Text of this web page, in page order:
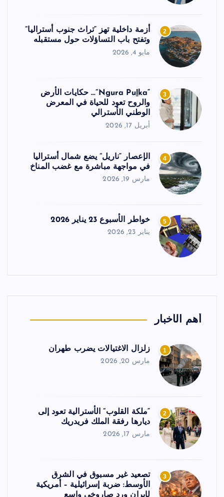
2
أزمة داخلية تهز “تراث جنوب أستراليا”
وتفتح باب التساؤلات حول مستقبله
مايو 4, 2026
3
“Ngura Puḻka”… حكايات الأرض
والروح تعود للحياة في المعرض
الوطني الأسترالي
أبريل 17, 2026
4
الإعصار “ناريل” يضع شمال أستراليا
في مواجهة مباشرة مع غضب المناخ
مارس 19, 2026
5 خواطر الأسبوع 23 يناير 2026
يناير 23, 2026
أهم الأخبار
1 زلزال الاغتيالات يضرب طهران
مارس 20, 2026
2
“ملكة القلوب” الأسترالية تعود إلى
ديارها رفقة الملك فريدريك
مارس 17, 2026
3
تصعيد غير مسبوق في الشرق
الأوسط: ضربة إسرائيلية – أمريكية
لإيران ورد صاروخي واسع